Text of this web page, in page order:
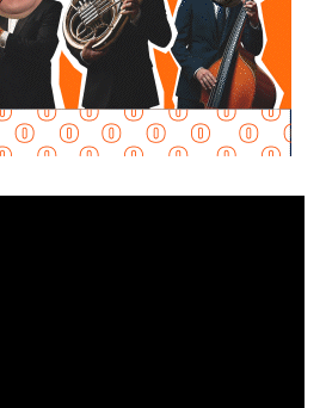
siempre se tiene que
siempre se le tiene que poner
está a favor de la libertad de